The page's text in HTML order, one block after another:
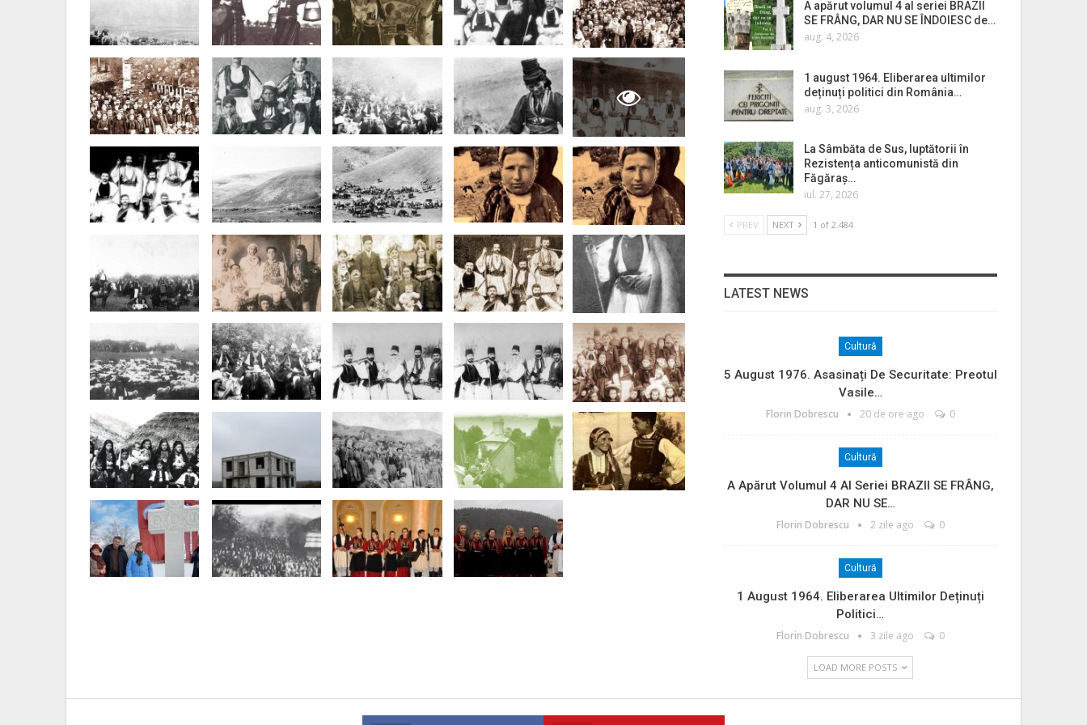
A apărut volumul 4 al seriei BRAZII
SE FRÂNG, DAR NU SE ÎNDOIESC de…
aug. 4, 2026
1 august 1964. Eliberarea ultimilor
deținuți politici din România…
aug. 3, 2026
La Sâmbăta de Sus, luptătorii în
Rezistența anticomunistă din
Făgăraș…
iul. 27, 2026
PREV NEXT 1 of 2.484
LATEST NEWS
Cultură
5 August 1976. Asasinați De Securitate: Preotul
Vasile…
Florin Dobrescu 20 de ore ago 0
Cultură
A Apărut Volumul 4 Al Seriei BRAZII SE FRÂNG,
DAR NU SE…
Florin Dobrescu 2 zile ago 0
Cultură
1 August 1964. Eliberarea Ultimilor Deținuți
Politici…
Florin Dobrescu 3 zile ago 0
LOAD MORE POSTS